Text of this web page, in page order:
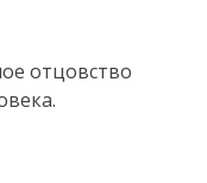
отцовство